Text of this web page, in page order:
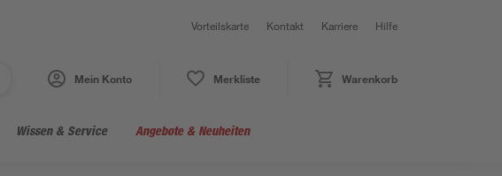
Vorteilskarte Kontakt Karriere Hilfe
Mein Konto Merkliste Warenkorb
Wissen & Service Angebote & Neuheiten